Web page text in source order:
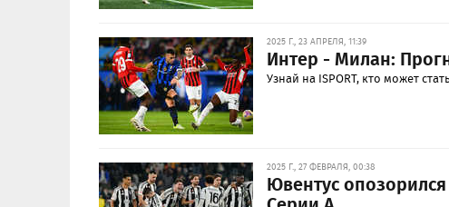
2025 Г., 23 АПРЕЛЯ, 11:39
Интер - Милан:
Узнай на ISPORT, кто может
2025 Г., 27 ФЕВРАЛЯ, 00:38
Ювентус